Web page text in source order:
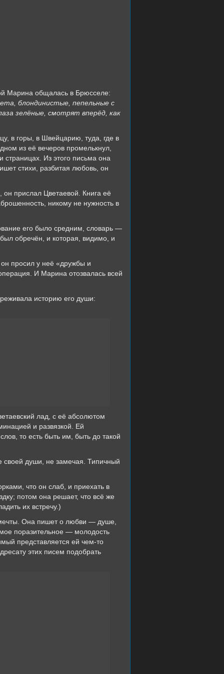
Марина общалась в Брюсселе:
, блондинистые, пепельные с
зелёные, смотрят вперёд, как
в горы, в Швейцарию, туда, где в
из её вечеров промелькнул,
страницах. Из этого письма она
стихи, разбитая любовь, он
он прислал Цветаевой. Книга её
никому не нужность в
его было средним, словарь —
обречён, и которая, видимо, и
просил у неё «дружбы и
И Марина отозвалась всей
историю его души:
лад, с её абсолютом
и развязкой. Ей
то есть быть им, быть до такой
своей души, не замечая. Типичный
что он слаб, и приехать в
потом она решает, что всё же
их встречу.)
мечты. Она пишет о любви — душе,
поразительное — молодость
представляется ей чем-то
этих писем подобрать